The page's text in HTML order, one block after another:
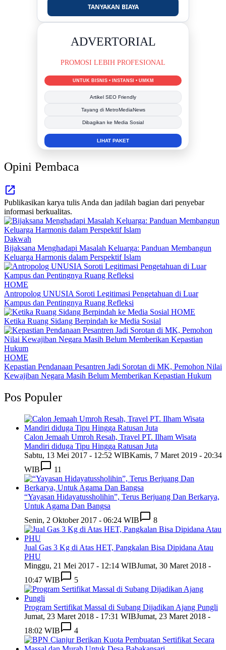
TANYAKAN BIAYA
DUKUNG KAMI
BERSAMA METROMEDIANEWS.CO
MEDIA INFORMASI TERPERCAYA
Publikasi Kegiatan
Berita Promosi
Tingkatkan Branding Anda
INFO SELENGKAPNYA
Opini Pembaca
Publikasikan karya tulis Anda dan jadilah bagian dari penyebar
informasi berkualitas.
Dakwah
Bijaksana Menghadapi Masalah Keluarga: Panduan Membangun
Keluarga Harmonis dalam Perspektif Islam
HOME
Antropolog UNUSIA Soroti Legitimasi Pengetahuan di Luar
Kampus dan Pentingnya Ruang Refleksi
HOME
Ketika Ruang Sidang Berpindah ke Media Sosial
HOME
Kepastian Pendanaan Pesantren Jadi Sorotan di MK, Pemohon Nilai
Kewajiban Negara Masih Belum Memberikan Kepastian Hukum
Pos Populer
Calon Jemaah Umroh Resah, Travel PT. Ilham Wisata
Mandiri diduga Tipu Hingga Ratusan Juta
Sabtu, 13 Mei 2017 - 12:52 WIBKamis, 7 Maret 2019 - 20:34
WIB
11
“Yayasan Hidayatussholihin”, Terus Berjuang Dan Berkarya,
Untuk Agama Dan Bangsa
Senin, 2 Oktober 2017 - 06:24 WIB
8
Jual Gas 3 Kg di Atas HET, Pangkalan Bisa Dipidana Atau
PHU
Minggu, 21 Mei 2017 - 12:14 WIBJumat, 30 Maret 2018 -
10:47 WIB
5
Program Sertifikat Massal di Subang Dijadikan Ajang Pungli
Jumat, 23 Maret 2018 - 17:31 WIBJumat, 23 Maret 2018 -
18:02 WIB
4